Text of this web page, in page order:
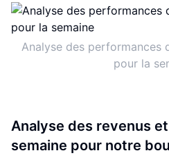
Analyse des performances
pour la
Analyse des revenus
semaine pour notre